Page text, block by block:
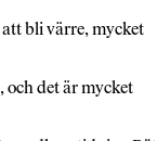
bli värre, mycket
och det är mycket